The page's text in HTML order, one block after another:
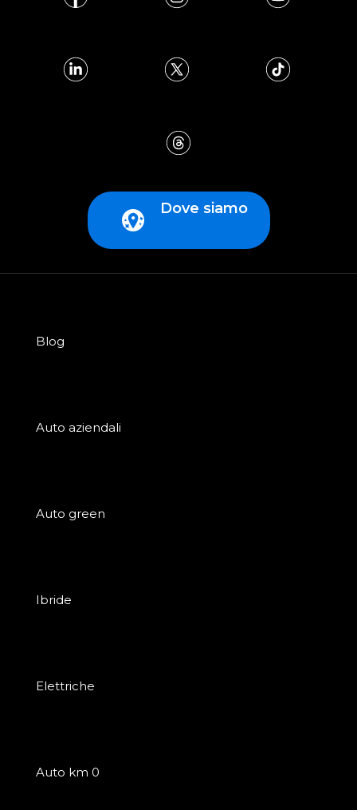
Dove siamo
Blog
Auto aziendali
Auto green
Ibride
Elettriche
Auto km 0